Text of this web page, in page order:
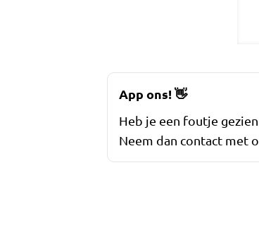
App ons!👋
Heb je een foutje
Neem dan contact met